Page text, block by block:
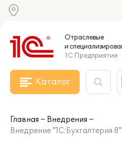
Отраслевые
и
1С:Предприятие
Каталог
Главная
Внедрения
Внедрение "1С:Бухгалтерия